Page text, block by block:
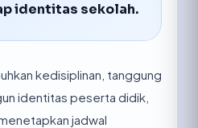
identitas sekolah.
kedisiplinan, tanggung
identitas peserta didik,
jadwal